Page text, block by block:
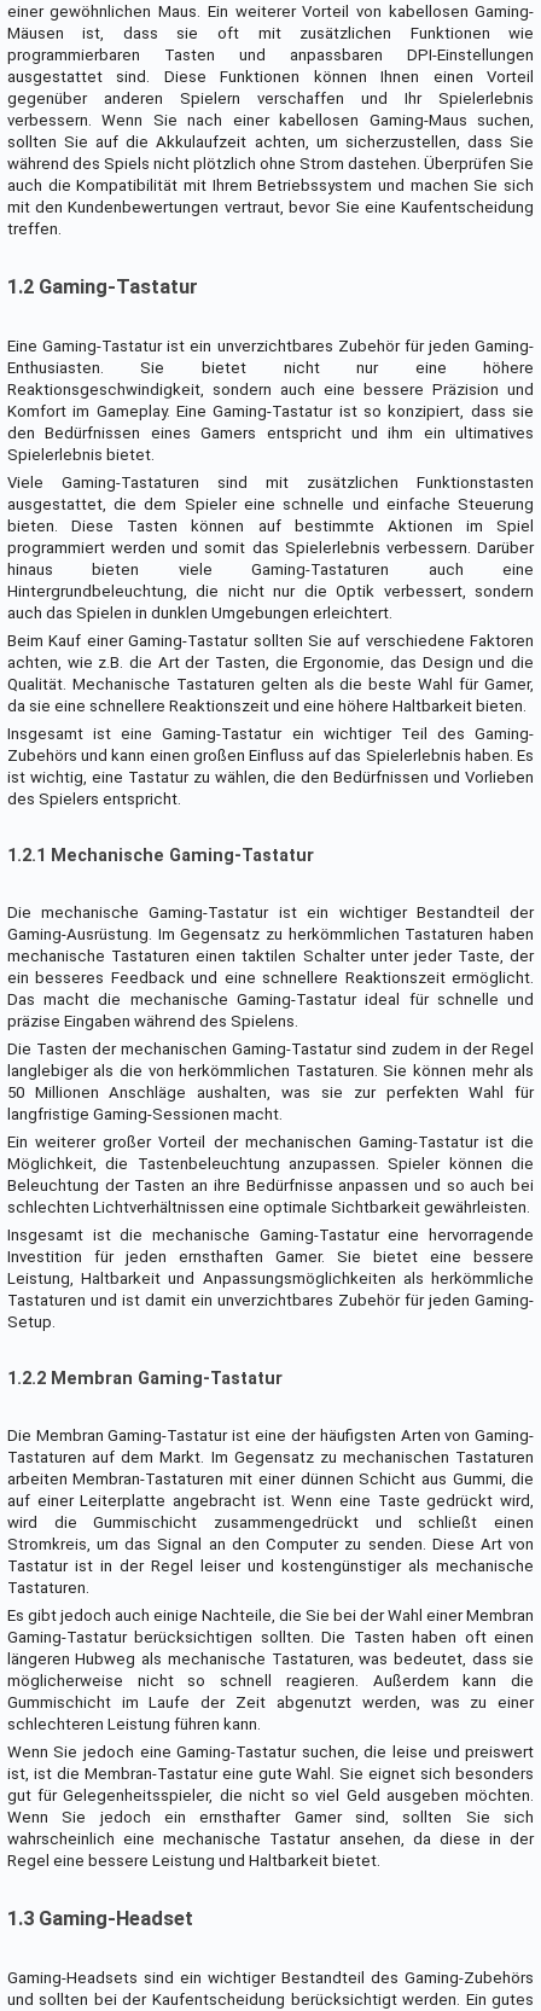
einer gewöhnlichen Maus. Ein weiterer Vorteil von kabellosen Gaming-
Mäusen ist, dass sie oft mit zusätzlichen Funktionen wie
programmierbaren Tasten und anpassbaren DPI-Einstellungen
ausgestattet sind. Diese Funktionen können Ihnen einen Vorteil
gegenüber anderen Spielern verschaffen und Ihr Spielerlebnis
verbessern. Wenn Sie nach einer kabellosen Gaming-Maus suchen,
sollten Sie auf die Akkulaufzeit achten, um sicherzustellen, dass Sie
während des Spiels nicht plötzlich ohne Strom dastehen. Überprüfen Sie
auch die Kompatibilität mit Ihrem Betriebssystem und machen Sie sich
mit den Kundenbewertungen vertraut, bevor Sie eine Kaufentscheidung
treffen.
1.2 Gaming-Tastatur
Eine Gaming-Tastatur ist ein unverzichtbares Zubehör für jeden Gaming-
Enthusiasten. Sie bietet nicht nur eine höhere
Reaktionsgeschwindigkeit, sondern auch eine bessere Präzision und
Komfort im Gameplay. Eine Gaming-Tastatur ist so konzipiert, dass sie
den Bedürfnissen eines Gamers entspricht und ihm ein ultimatives
Spielerlebnis bietet.
Viele Gaming-Tastaturen sind mit zusätzlichen Funktionstasten
ausgestattet, die dem Spieler eine schnelle und einfache Steuerung
bieten. Diese Tasten können auf bestimmte Aktionen im Spiel
programmiert werden und somit das Spielerlebnis verbessern. Darüber
hinaus bieten viele Gaming-Tastaturen auch eine
Hintergrundbeleuchtung, die nicht nur die Optik verbessert, sondern
auch das Spielen in dunklen Umgebungen erleichtert.
Beim Kauf einer Gaming-Tastatur sollten Sie auf verschiedene Faktoren
achten, wie z.B. die Art der Tasten, die Ergonomie, das Design und die
Qualität. Mechanische Tastaturen gelten als die beste Wahl für Gamer,
da sie eine schnellere Reaktionszeit und eine höhere Haltbarkeit bieten.
Insgesamt ist eine Gaming-Tastatur ein wichtiger Teil des Gaming-
Zubehörs und kann einen großen Einfluss auf das Spielerlebnis haben. Es
ist wichtig, eine Tastatur zu wählen, die den Bedürfnissen und Vorlieben
des Spielers entspricht.
1.2.1 Mechanische Gaming-Tastatur
Die mechanische Gaming-Tastatur ist ein wichtiger Bestandteil der
Gaming-Ausrüstung. Im Gegensatz zu herkömmlichen Tastaturen haben
mechanische Tastaturen einen taktilen Schalter unter jeder Taste, der
ein besseres Feedback und eine schnellere Reaktionszeit ermöglicht.
Das macht die mechanische Gaming-Tastatur ideal für schnelle und
präzise Eingaben während des Spielens.
Die Tasten der mechanischen Gaming-Tastatur sind zudem in der Regel
langlebiger als die von herkömmlichen Tastaturen. Sie können mehr als
50 Millionen Anschläge aushalten, was sie zur perfekten Wahl für
langfristige Gaming-Sessionen macht.
Ein weiterer großer Vorteil der mechanischen Gaming-Tastatur ist die
Möglichkeit, die Tastenbeleuchtung anzupassen. Spieler können die
Beleuchtung der Tasten an ihre Bedürfnisse anpassen und so auch bei
schlechten Lichtverhältnissen eine optimale Sichtbarkeit gewährleisten.
Insgesamt ist die mechanische Gaming-Tastatur eine hervorragende
Investition für jeden ernsthaften Gamer. Sie bietet eine bessere
Leistung, Haltbarkeit und Anpassungsmöglichkeiten als herkömmliche
Tastaturen und ist damit ein unverzichtbares Zubehör für jeden Gaming-
Setup.
1.2.2 Membran Gaming-Tastatur
Die Membran Gaming-Tastatur ist eine der häufigsten Arten von Gaming-
Tastaturen auf dem Markt. Im Gegensatz zu mechanischen Tastaturen
arbeiten Membran-Tastaturen mit einer dünnen Schicht aus Gummi, die
auf einer Leiterplatte angebracht ist. Wenn eine Taste gedrückt wird,
wird die Gummischicht zusammengedrückt und schließt einen
Stromkreis, um das Signal an den Computer zu senden. Diese Art von
Tastatur ist in der Regel leiser und kostengünstiger als mechanische
Tastaturen.
Es gibt jedoch auch einige Nachteile, die Sie bei der Wahl einer Membran
Gaming-Tastatur berücksichtigen sollten. Die Tasten haben oft einen
längeren Hubweg als mechanische Tastaturen, was bedeutet, dass sie
möglicherweise nicht so schnell reagieren. Außerdem kann die
Gummischicht im Laufe der Zeit abgenutzt werden, was zu einer
schlechteren Leistung führen kann.
Wenn Sie jedoch eine Gaming-Tastatur suchen, die leise und preiswert
ist, ist die Membran-Tastatur eine gute Wahl. Sie eignet sich besonders
gut für Gelegenheitsspieler, die nicht so viel Geld ausgeben möchten.
Wenn Sie jedoch ein ernsthafter Gamer sind, sollten Sie sich
wahrscheinlich eine mechanische Tastatur ansehen, da diese in der
Regel eine bessere Leistung und Haltbarkeit bietet.
1.3 Gaming-Headset
Gaming-Headsets sind ein wichtiger Bestandteil des Gaming-Zubehörs
und sollten bei der Kaufentscheidung berücksichtigt werden. Ein gutes